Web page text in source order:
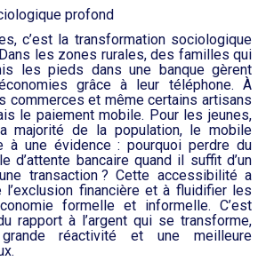
profond
c’est la transformation sociologique
les zones rurales, des familles qui
les pieds dans une banque gèrent
grâce à leur téléphone. À
commerces et même certains artisans
le paiement mobile. Pour les jeunes,
majorité de la population, le mobile
à une évidence : pourquoi perdre du
d’attente bancaire quand il suffit d’un
transaction ? Cette accessibilité a
l’exclusion financière et à fluidifier les
formelle et informelle. C’est
rapport à l’argent qui se transforme,
réactivité et une meilleure